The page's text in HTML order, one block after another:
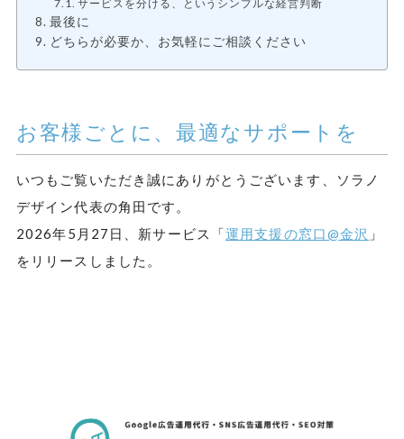
サービスを分ける、というシンプルな経営判断
最後に
どちらが必要か、お気軽にご相談ください
お客様ごとに、最適なサポートを
いつもご覧いただき誠にありがとうございます、ソラノ
デザイン代表の角田です。
2026年5月27日、新サービス「運用支援の窓口@金沢 」
をリリースしました。